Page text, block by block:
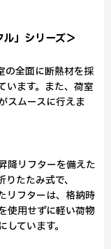
」シリーズ＞
の全面に断熱材を採
います。また、荷室
スムースに行えま
降リフターを備えた
たたみ式で、
リフターは、格納時
使用せずに軽い荷物
ています。